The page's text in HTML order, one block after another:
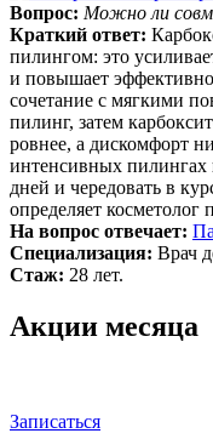
Вопрос: Можно ли
Краткий ответ:
пилингом: это
и повышает
сочетание с мягкими
пилинг, затем
ровнее, а дискомфорт
интенсивных пилингах
дней и чередовать в
определяет косметолог
На вопрос отвечает:
Специализация: Врач
Стаж: 28 лет.
Акции месяца
Записаться